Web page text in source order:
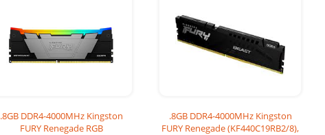
.8GB DDR4-4000MHz Kingston
FURY Renegade RGB
.8GB DDR4-4000MHz Kingston
FURY Renegade (KF440C19RB2/8),